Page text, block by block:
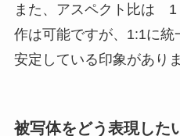
また、アスペクト比は
作は可能ですが、1:1に
安定している印象がありま
被写体をどう表現した